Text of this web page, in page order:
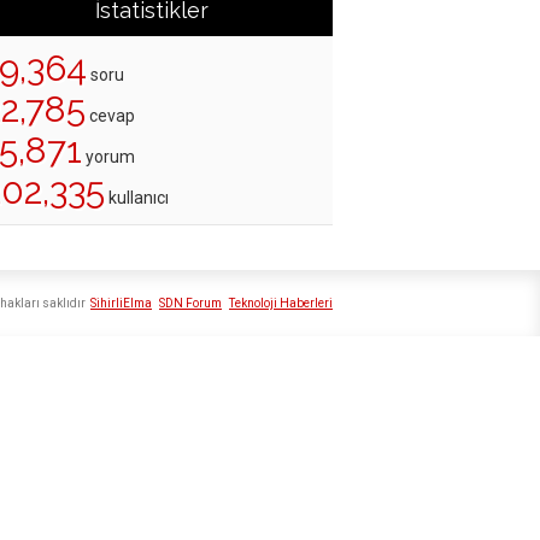
İstatistikler
soru
cevap
yorum
kullanıcı
SihirliElma SDN Forum Teknoloji Haberleri
saklıdır